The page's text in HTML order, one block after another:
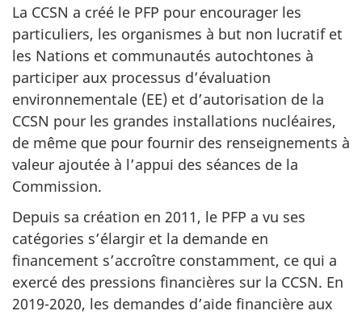
La CCSN a créé le PFP pour encourager les
particuliers, les organismes à but non lucratif et
les Nations et communautés autochtones à
participer aux processus d’évaluation
environnementale (EE) et d’autorisation de la
CCSN pour les grandes installations nucléaires,
de même que pour fournir des renseignements à
valeur ajoutée à l’appui des séances de la
Commission.
Depuis sa création en 2011, le PFP a vu ses
catégories s’élargir et la demande en
financement s’accroître constamment, ce qui a
exercé des pressions financières sur la CCSN. En
2019-2020, les demandes d’aide financière aux